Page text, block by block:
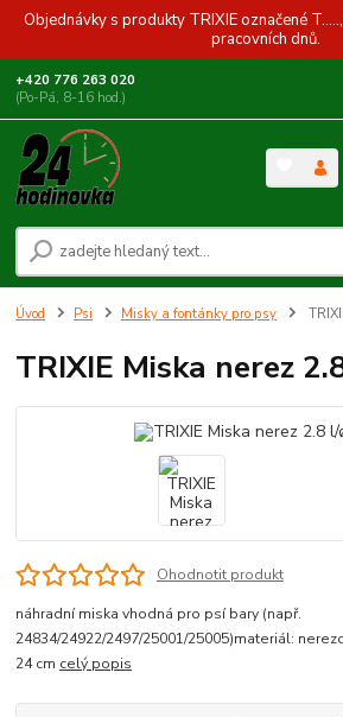
Objednávky s produkty TRIXIE označené
pracovních dnů.
+420 776 263 020
(Po-Pá, 8-16 hod.)
Úvod Psi Misky a fontánky pro psy
TRIXIE Miska nerez
Ohodnotit produkt
náhradní miska vhodná pro psí bary (např.
24834/24922/2497/25001/25005)materiál:
24 cm celý popis